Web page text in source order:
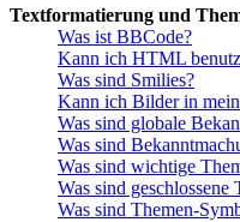
Textformatierung und
Was ist BBCode?
Kann ich HTML
Was sind Smilies?
Kann ich Bilder in
Was sind globale
Was sind
Was sind wichtige
Was sind geschlossene
Was sind Themen-